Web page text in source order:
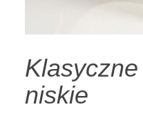
niskie